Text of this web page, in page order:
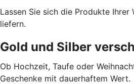
Lassen Sie sich die Produkte Ihrer
liefern.
Gold und Silber
Ob Hochzeit, Taufe oder
Geschenke mit dauerhaftem Wert.